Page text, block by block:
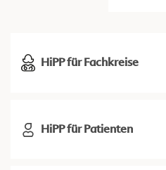
HiPP für Fachkreise
HiPP für Patienten